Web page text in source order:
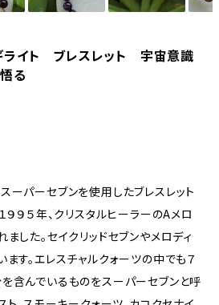
イト ブレスレット 宇宙意識
る
ーパーセブンを使用したブレスレット
９９５年、クリスタルヒーラーのAメロ
した。セイクリッドセブンやメロディ
す。エレスチャルクォーツの中でも７
含んでいるものをスーパーセブンと呼